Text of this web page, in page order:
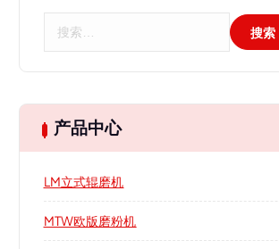
产品中心
LM立式辊磨机
MTW欧版磨粉机